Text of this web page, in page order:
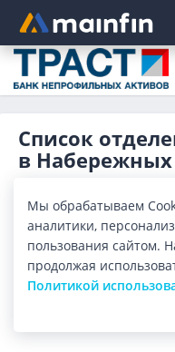
Главное меню
Список
в
Список адресов, поиск
«Траст» в Набережных
работы, телефоны,
Показать весь
Мы обрабатываем
аналитики,
пользования сайтом.
продолжая
Политикой